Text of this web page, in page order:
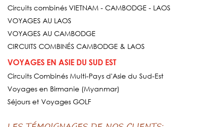
Circuits combinés VIETNAM - CAMBODGE - LAOS
VOYAGES AU LAOS
VOYAGES AU CAMBODGE
CIRCUITS COMBINÉS CAMBODGE & LAOS
VOYAGES EN ASIE DU SUD EST
Circuits Combinés Multi-Pays d'Asie du Sud-Est
Voyages en Birmanie (Myanmar)
Séjours et Voyages GOLF